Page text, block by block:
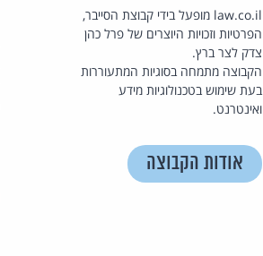
law.co.il מופעל בידי קבוצת הסייבר,
הפרטיות וזכויות היוצרים של פרל כהן
צדק לצר ברץ.
הקבוצה מתמחה בסוגיות המתעוררות
בעת שימוש בטכנולוגיות מידע
ואינטרנט.
אודות הקבוצה